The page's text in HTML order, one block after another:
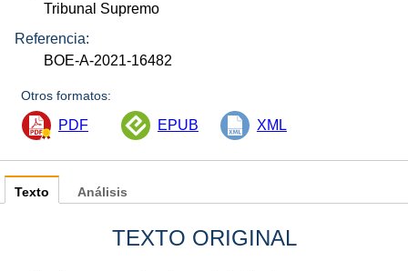
Tribunal Supremo
Referencia:
BOE-A-2021-16482
Otros formatos:
PDF EPUB XML
Texto
TEXTO ORIGINAL
Análisis